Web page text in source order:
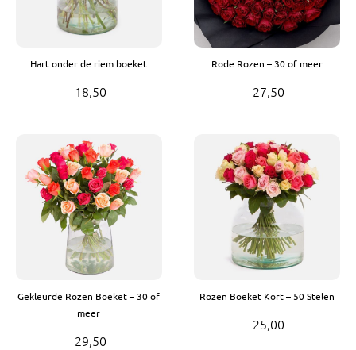
Hart onder de riem boeket
18,50
Rode Rozen – 30 of meer
27,50
Gekleurde Rozen Boeket – 30 of
meer
29,50
Rozen Boeket Kort – 50 Stelen
25,00